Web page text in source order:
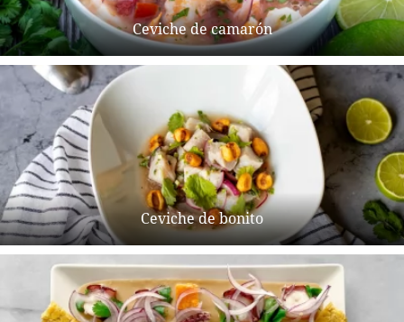
Ceviche de camarón
Ceviche de bonito